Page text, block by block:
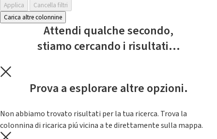
Applica
Cancella filtri
Carica altre colonnine
Attendi qualche secondo,
stiamo cercando i risultati...
Prova a esplorare altre opzioni.
Non abbiamo trovato risultati per la tua ricerca. Trova la
colonnina di ricarica piú vicina a te direttamente sulla mappa.